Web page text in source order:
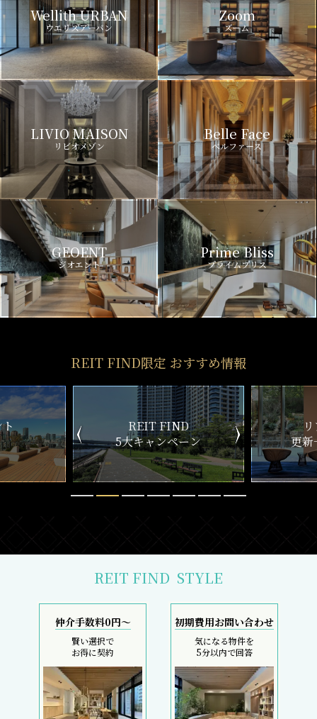
Wellith URBAN
ウエリスアーバン
Zoom
ズーム
LIVIO MAISON
リビオメゾン
Belle Face
ベルファース
GEOENT
ジオエント
Prime Bliss
プライムブリス
REIT FIND限定 おすすめ情報
ン
リアルタイム
更新一覧チェック
新
REIT FIND STYLE
仲介手数料0円～
賢い選択で
お得に契約
初期費用お問い合わせ
気になる物件を
5分以内で回答